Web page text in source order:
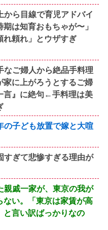
から目線で育児アドバイ
は知育おもちゃが〜」
れ頼れ」とウザすぎ
なご婦人から絶品手料理
家に上がろうとするご婦
言』に絶句←手料理は美
の子ども放置で嫁と大喧
すぎて悲惨すぎる理由が
親戚一家が、東京の我が
ない。「東京は家賃が高
と言い訳ばっかりなの